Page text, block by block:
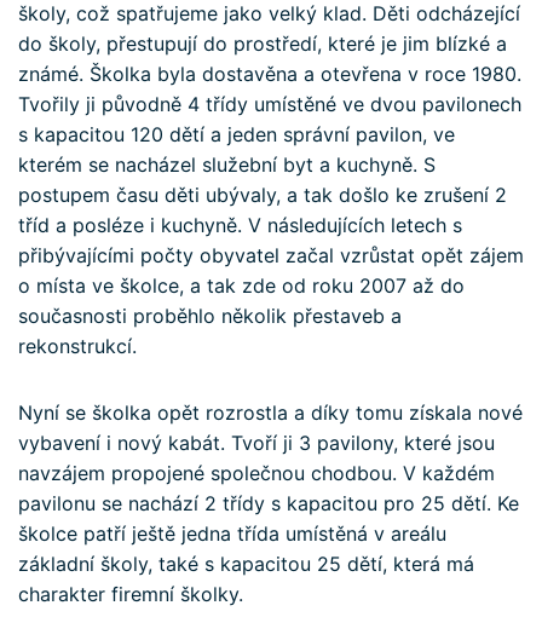
školy, což spatřujeme jako velký klad. Děti odcházející
do školy, přestupují do prostředí, které je jim blízké a
známé. Školka byla dostavěna a otevřena v roce 1980.
Tvořily ji původně 4 třídy umístěné ve dvou pavilonech
s kapacitou 120 dětí a jeden správní pavilon, ve
kterém se nacházel služební byt a kuchyně. S
postupem času děti ubývaly, a tak došlo ke zrušení 2
tříd a posléze i kuchyně. V následujících letech s
přibývajícími počty obyvatel začal vzrůstat opět zájem
o místa ve školce, a tak zde od roku 2007 až do
současnosti proběhlo několik přestaveb a
rekonstrukcí.
Nyní se školka opět rozrostla a díky tomu získala nové
vybavení i nový kabát. Tvoří ji 3 pavilony, které jsou
navzájem propojené společnou chodbou. V každém
pavilonu se nachází 2 třídy s kapacitou pro 25 dětí. Ke
školce patří ještě jedna třída umístěná v areálu
základní školy, také s kapacitou 25 dětí, která má
charakter firemní školky.